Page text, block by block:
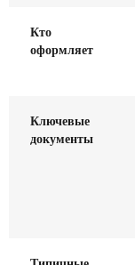
Кто
оформляет
Ключевые
документы